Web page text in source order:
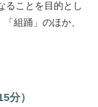
ることを目的とし
組踊」のほか、
分）